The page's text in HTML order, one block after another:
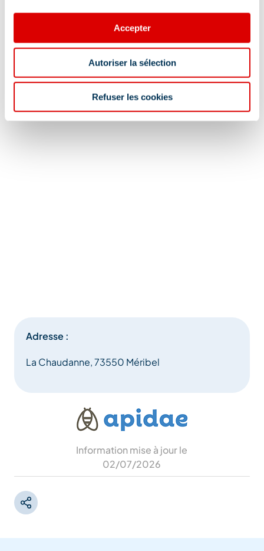
Accepter
Autoriser la sélection
Refuser les cookies
Adresse :
La Chaudanne, 73550 Méribel
Information mise à jour le
02/07/2026